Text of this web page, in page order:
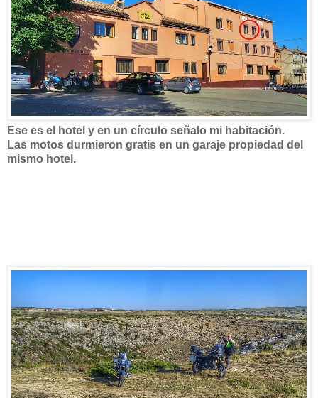
Ese es el hotel y en un círculo señalo mi habitación.
Las motos durmieron gratis en un garaje propiedad del
mismo hotel.